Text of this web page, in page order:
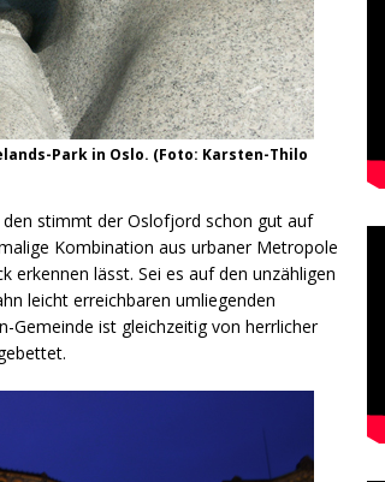
Park in Oslo. (Foto: Karsten-Thilo
stimmt der Oslofjord schon gut auf
Kombination aus urbaner Metropole
erkennen lässt. Sei es auf den unzähligen
leicht erreichbaren umliegenden
Gemeinde ist gleichzeitig von herrlicher